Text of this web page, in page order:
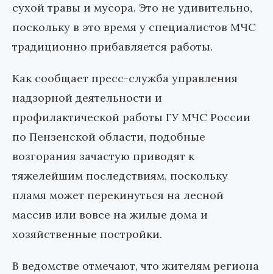
сухой травы и мусора. Это не удивительно,
поскольку в это время у специалистов МЧС
традиционно прибавляется работы.
Как сообщает пресс-служба управления
надзорной деятельности и
профилактической работы ГУ МЧС России
по Пензенской области, подобные
возгорания зачастую приводят к
тяжелейшим последствиям, поскольку
пламя может перекинуться на лесной
массив или вовсе на жилые дома и
хозяйственные постройки.
В ведомстве отмечают, что жителям региона